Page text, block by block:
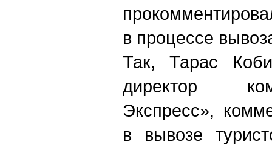
в процессе
Так, Тарас
директор
Экспресс»,
в вывозе